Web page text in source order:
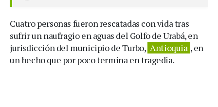
Cuatro personas fueron rescatadas con vida tras
sufrir un naufragio en aguas del Golfo de Urabá, en
jurisdicción del municipio de Turbo, Antioquia , en
un hecho que por poco termina en tragedia.